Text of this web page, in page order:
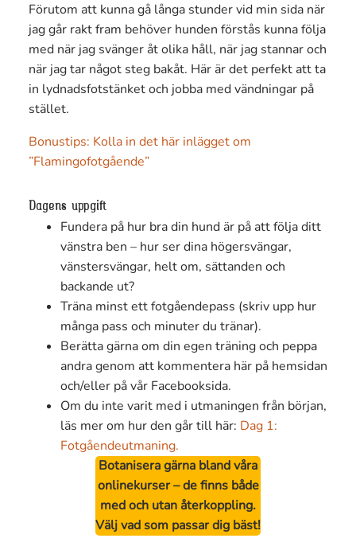
Förutom att kunna gå långa stunder vid min sida när
jag går rakt fram behöver hunden förstås kunna följa
med när jag svänger åt olika håll, när jag stannar och
när jag tar något steg bakåt. Här är det perfekt att ta
in lydnadsfotstänket och jobba med vändningar på
stället.
Bonustips: Kolla in det här inlägget om
”Flamingofotgående”
Dagens uppgift
Fundera på hur bra din hund är på att följa ditt
vänstra ben – hur ser dina högersvängar,
vänstersvängar, helt om, sättanden och
backande ut?
Träna minst ett fotgåendepass (skriv upp hur
många pass och minuter du tränar).
Berätta gärna om din egen träning och peppa
andra genom att kommentera här på hemsidan
och/eller på vår Facebooksida.
Om du inte varit med i utmaningen från början,
läs mer om hur den går till här: Dag 1:
Fotgåendeutmaning.
Botanisera gärna bland våra
onlinekurser – de finns både
med och utan återkoppling.
Välj vad som passar dig bäst!